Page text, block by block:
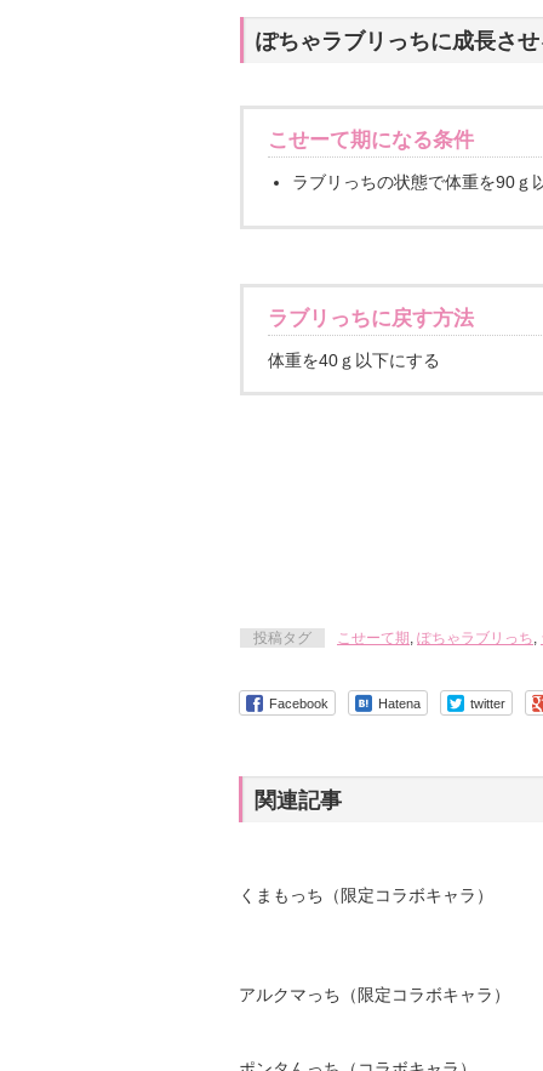
ぽちゃラブリっちに成長さ
こせーて期になる条件
ラブリっちの状態で体重を90ｇ
ラブリっちに戻す方法
体重を40ｇ以下にする
投稿タグ こせーて期 , ぽちゃラブリっち,
Facebook Hatena twitter
関連記事
くまもっち（限定コラボキャラ）
アルクマっち（限定コラボキャラ）